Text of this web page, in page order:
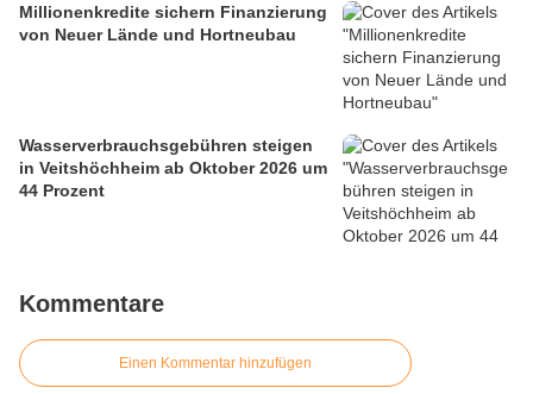
Millionenkredite sichern Finanzierung
von Neuer Lände und Hortneubau
Wasserverbrauchsgebühren steigen
in Veitshöchheim ab Oktober 2026 um
44 Prozent
Kommentare
Einen Kommentar hinzufügen